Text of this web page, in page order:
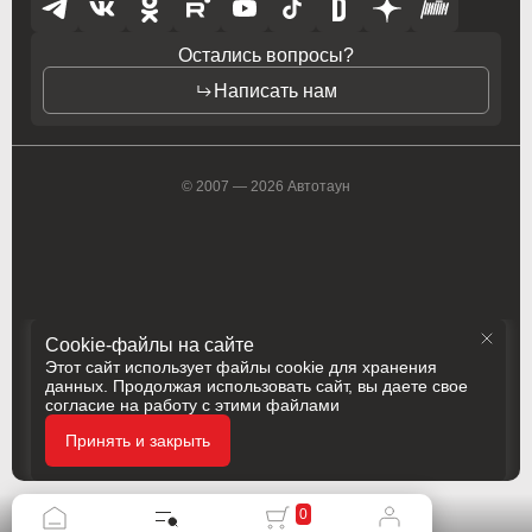
Cookie-файлы на сайте
Этот сайт использует файлы cookie для хранения
данных. Продолжая использовать сайт, вы даете свое
согласие на работу с этими файлами
Принять и закрыть
Остались вопросы?
Написать нам
© 2007 — 2026 Автотаун
Политика конфиденциальности
Разработка
0
Lancia
Land Rover
Lexus
Nissan
Oldsmobile
Opel
Opel (PSA)
Lancia
Land Rover
Lexus
Nissan
Oldsmobile
Opel
Opel (PSA)